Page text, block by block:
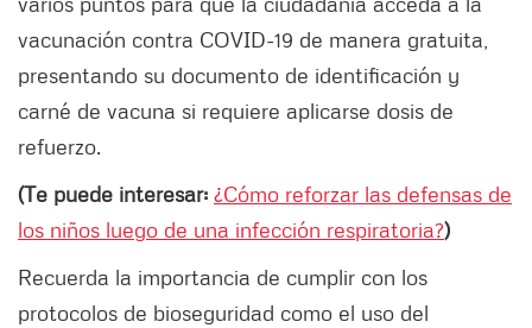
vacunación contra COVID-19 de manera gratuita,
presentando su documento de identificación y
carné de vacuna si requiere aplicarse dosis de
refuerzo.
(Te puede interesar: ¿Cómo reforzar las defensas de
los niños luego de una infección respiratoria?)
Recuerda la importancia de cumplir con los
protocolos de bioseguridad como el uso del